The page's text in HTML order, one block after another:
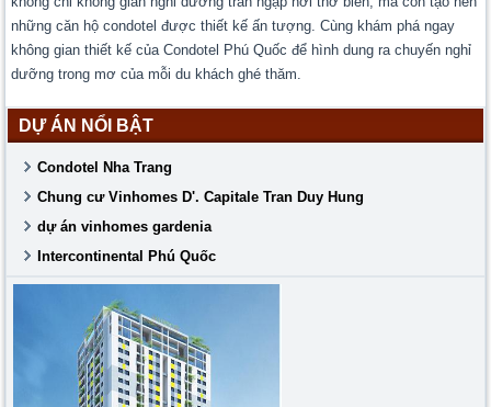
những căn hộ condotel được thiết kế ấn tượng. Cùng khám phá ngay
không gian thiết kế của Condotel Phú Quốc để hình dung ra chuyến nghỉ
dưỡng trong mơ của mỗi du khách ghé thăm.
DỰ ÁN NỔI BẬT
Condotel Nha Trang
Chung cư Vinhomes D'. Capitale Tran Duy Hung
dự án vinhomes gardenia
Intercontinental Phú Quốc